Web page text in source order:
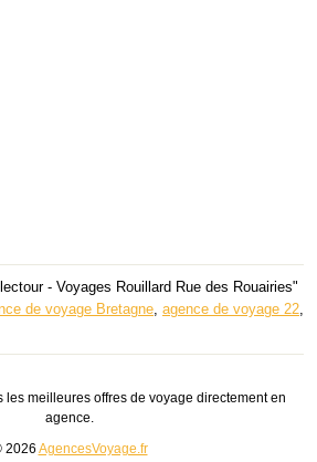
- Voyages Rouillard Rue des Rouairies"
de voyage Bretagne, agence de voyage 22,
les meilleures offres de voyage directement en
agence.
2026 AgencesVoyage.fr